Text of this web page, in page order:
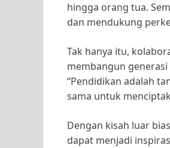
hingga orang tua.
dan mendukung
Tak hanya itu,
membangun
“Pendidikan adalah
sama untuk
Dengan kisah luar
dapat menjadi